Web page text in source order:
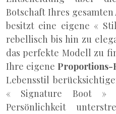
Botschaft Ihres
besitzt eine eigene «
rebellisch bis hin zu
das perfekte Modell zu
Ihre eigeneProportions-
Lebensstil
« Signature Boot
Persönlichkeit